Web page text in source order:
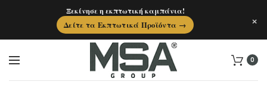
0
Ξεκίνησε η εκπτωτική καμπάνια!
Δείτε τα Εκπτωτικά Προϊόντα →
×